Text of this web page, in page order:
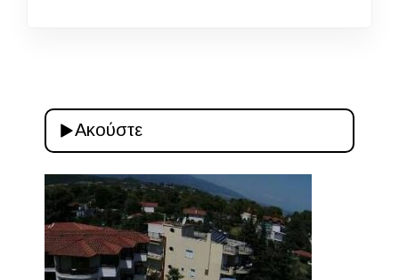
Ακούστε